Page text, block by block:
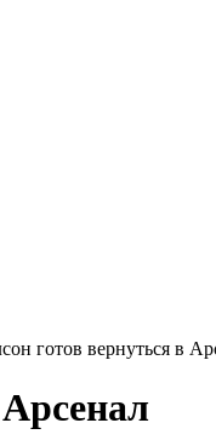
готов вернуться в